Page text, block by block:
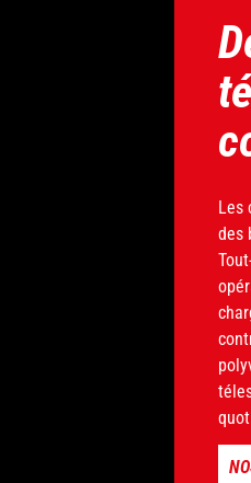
avec l’outil de diagnostic connecté.
les dysfonctionnements dans les
POUR LES
bénéficient de plusieurs
le délai d’immobilisation du matériel
Les
des